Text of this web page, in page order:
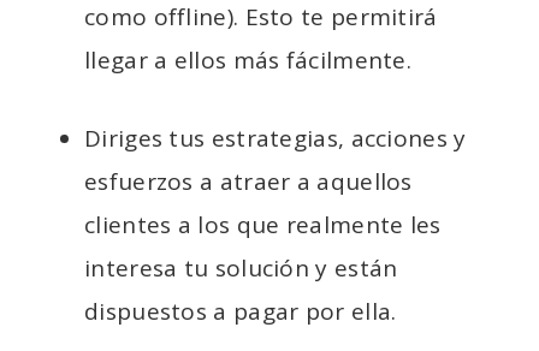
como offline). Esto te permitirá
llegar a ellos más fácilmente.
Diriges tus estrategias, acciones y
esfuerzos a atraer a aquellos
clientes a los que realmente les
interesa tu solución y están
dispuestos a pagar por ella.